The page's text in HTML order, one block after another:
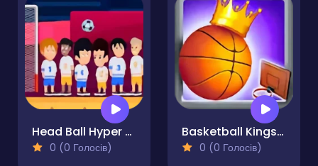
Head Ball Hyper Casual Game
0 (0 Голосів)
Basketball Kings 2022
0 (0 Голосів)